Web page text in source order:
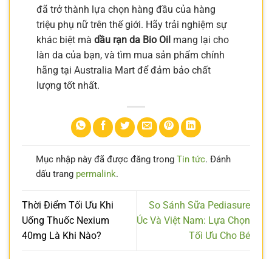
đã trở thành lựa chọn hàng đầu của hàng
triệu phụ nữ trên thế giới. Hãy trải nghiệm sự
khác biệt mà dầu rạn da Bio Oil mang lại cho
làn da của bạn, và tìm mua sản phẩm chính
hãng tại Australia Mart để đảm bảo chất
lượng tốt nhất.
Mục nhập này đã được đăng trong Tin tức. Đánh
dấu trang permalink.
Thời Điểm Tối Ưu Khi
Uống Thuốc Nexium
40mg Là Khi Nào?
So Sánh Sữa Pediasure
Úc Và Việt Nam: Lựa Chọn
Tối Ưu Cho Bé